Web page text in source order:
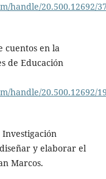
handle/20.500.12692/
cuentos en la
de Educación
handle/20.500.12692/
Investigación
y elaborar el
Marcos.